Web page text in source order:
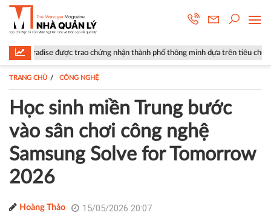
trao chứng nhận thành phố thông minh dựa trên tiêu chuẩn ISO 37122
TRANG CHỦ CÔNG NGHỆ
Học sinh miền Trung bước
vào sân chơi công nghệ
Samsung Solve for Tomorrow
2026
Hoàng Thảo 15/05/2026 20:07